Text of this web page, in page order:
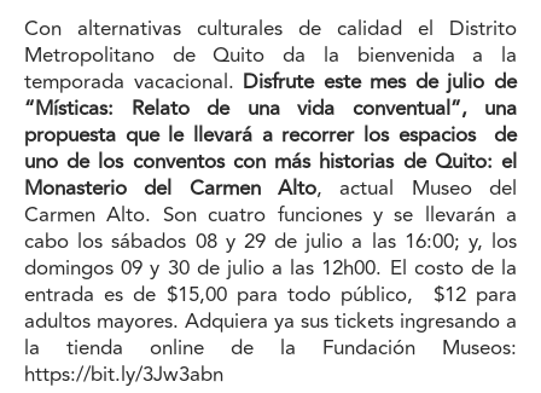
Con alternativas culturales de calidad el Distrito
Metropolitano de Quito da la bienvenida a la
temporada vacacional. Disfrute este mes de julio de
“Místicas: Relato de una vida conventual”, una
propuesta que le llevará a recorrer los espacios de
uno de los conventos con más historias de Quito: el
Monasterio del Carmen Alto, actual Museo del
Carmen Alto. Son cuatro funciones y se llevarán a
cabo los sábados 08 y 29 de julio a las 16:00; y, los
domingos 09 y 30 de julio a las 12h00. El costo de la
entrada es de $15,00 para todo público, $12 para
adultos mayores. Adquiera ya sus tickets ingresando a
la tienda online de la Fundación Museos:
https://bit.ly/3Jw3abn